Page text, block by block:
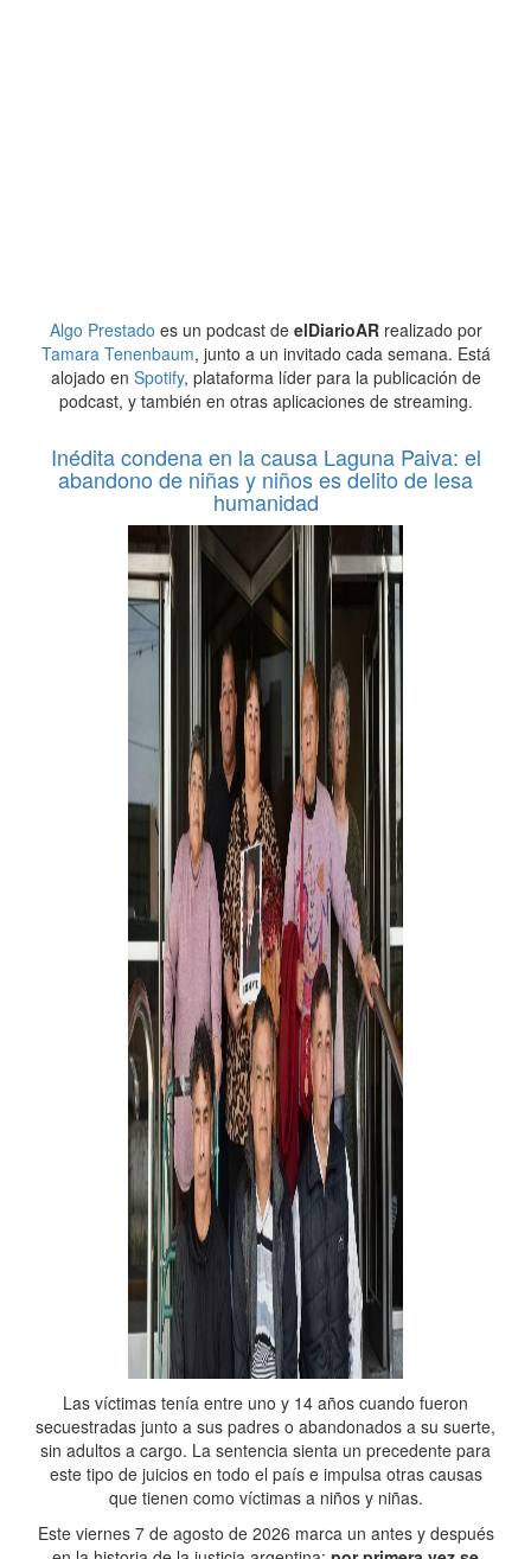
Algo Prestado es un podcast de elDiarioARrealizado por
Tamara Tenenbaum, junto a un invitado cada semana. Está
alojado en Spotify, plataforma líder para la publicación de
podcast, y también en otras aplicaciones de streaming.
Inédita condena en la causa Laguna Paiva: el
abandono de niñas y niños es delito de lesa
humanidad
Las víctimas tenía entre uno y 14 años cuando fueron
secuestradas junto a sus padres o abandonados a su suerte,
sin adultos a cargo. La sentencia sienta un precedente para
este tipo de juicios en todo el país e impulsa otras causas
que tienen como víctimas a niños y niñas.
Este viernes 7 de agosto de 2026 marca un antes y después